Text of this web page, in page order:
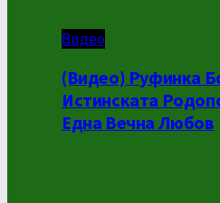
Видео
(Видео) Руфинка
Истинската
Една Вечна Любов